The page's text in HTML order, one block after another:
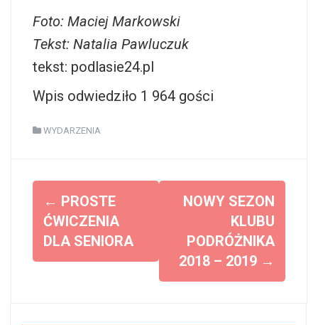
Foto: Maciej Markowski
Tekst: Natalia Pawluczuk
tekst: podlasie24.pl
Wpis odwiedziło 1 964 gości
WYDARZENIA
a
← PROSTE
ĆWICZENIA
DLA SENIORA
NOWY SEZON
KLUBU
PODRÓŻNIKA
2018 – 2019 →